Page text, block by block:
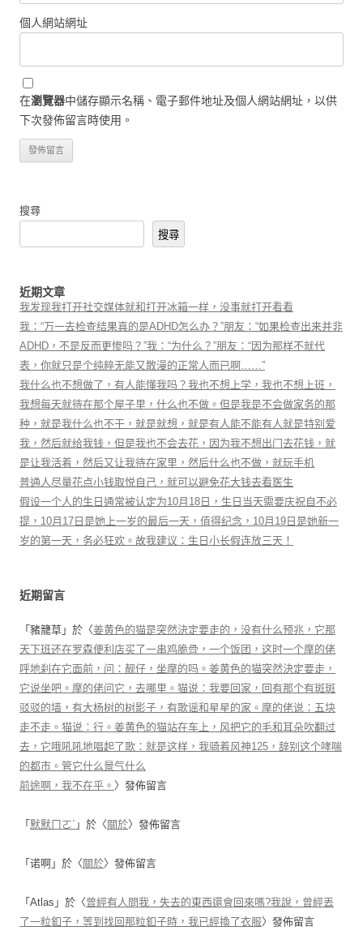
個人網站網址
在瀏覽器中儲存顯示名稱、電子郵件地址及個人網站網址，以供
下次發佈留言時使用。
搜尋
搜尋
近期文章
我发现我打开社交媒体就和打开冰箱一样，没事就打开看看
我：“万一去检查结果真的是ADHD怎么办？”朋友：“如果检查出来并非
ADHD，不是反而更惨吗？”我：“为什么？”朋友：“因为那样不就代
表，你就只是个纯粹无能又散漫的正常人而已啊……”
我什么也不想做了，有人能懂我吗？我也不想上学，我也不想上班，
我想每天就待在那个屋子里，什么也不做。但是我是不会做家务的那
种，就是我什么也不干，就是就想，就是有人能不能有人就是特别爱
我，然后就给我钱，但是我也不会去花，因为我不想出门去花钱，就
是让我活着，然后又让我待在家里，然后什么也不做，就玩手机
普通人尽量花点小钱取悦自己，就可以避免花大钱去看医生
假设一个人的生日通常被认定为10月18日，生日当天需要庆祝自不必
提，10月17日是她上一岁的最后一天，值得纪念，10月19日是她新一
岁的第一天，务必狂欢。故我建议：生日小长假连放三天！
近期留言
「 豬籠草 」於〈姜黄色的猫是突然決定要走的，没有什么预兆，它那
天下班还在罗森便利店买了一串鸡脆骨，一个饭团，这时一个摩的佬
呼地刹在它面前，问：靓仔，坐摩的吗。姜黄色的猫突然決定要走，
它说坐吧。摩的佬问它，去哪里。猫说：我要回家，回有那个有斑斑
驳驳的墙，有大杨树的树影子，有歌谣和星星的家。摩的佬说：五块
走不走。猫说：行。姜黄色的猫站在车上，风把它的毛和耳朵吹翻过
去，它哦吼吼地唱起了歌：就是这样，我骑着风神125，辞别这个哮喘
的都市。管它什么景气什么
前途啊，我不在乎。 〉發佈留言
「 默默ㄇㄛˋ 」於〈 關於〉發佈留言
「 诺啊 」於〈 關於〉發佈留言
「 Atlas 」於〈曾經有人問我，失去的東西還會回來嗎?我說，曾經丟
了一粒釦子，等到找回那粒釦子時，我已經換了衣服〉發佈留言